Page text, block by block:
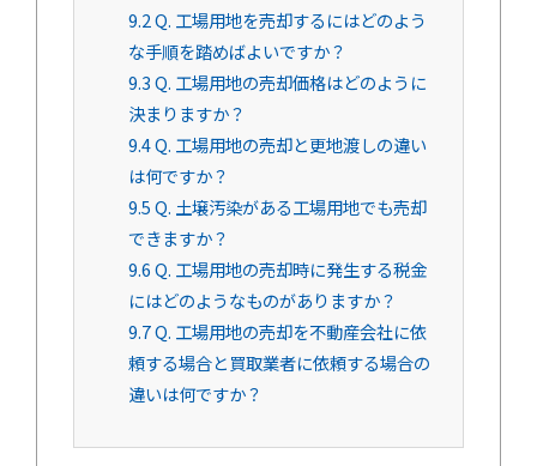
9.2Q. 工場用地を売却するにはどのよう
な手順を踏めばよいですか？
9.3Q. 工場用地の売却価格はどのように
決まりますか？
9.4Q. 工場用地の売却と更地渡しの違い
は何ですか？
9.5Q. 土壌汚染がある工場用地でも売却
できますか？
9.6Q. 工場用地の売却時に発生する税金
にはどのようなものがありますか？
9.7Q. 工場用地の売却を不動産会社に依
頼する場合と買取業者に依頼する場合の
違いは何ですか？